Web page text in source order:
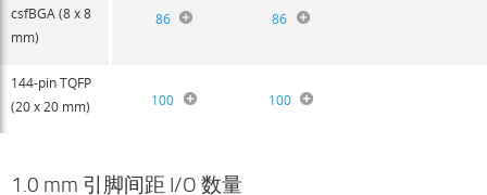
csfBGA (8 x 8
mm)
86 86
144-pin TQFP
(20 x 20 mm)
100 100
1.0 mm 引脚间距 I/O 数量